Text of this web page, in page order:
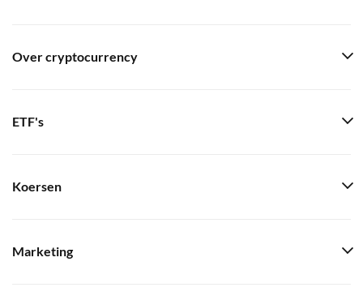
Over cryptocurrency
ETF's
Koersen
Marketing